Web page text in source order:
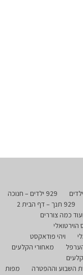
929 ילדים – חנוכה
929 תנך – דף הבית 2
כמה צוררים
ויהי פודאקסט
מאחורי הקלעים
השבוע וההפטרה
מפות